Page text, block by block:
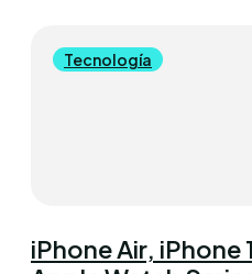
Tecnología
iPhone Air, iPhone